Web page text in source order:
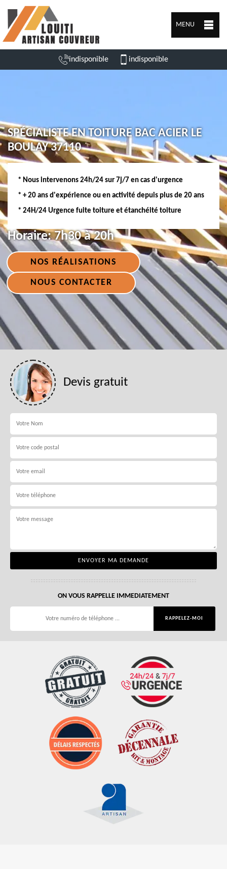
MENU
indisponible indisponible
SPÉCIALISTE EN TOITURE BAC ACIER LE
BOULAY 37110
* Nous intervenons 24h/24 sur 7j/7 en cas d'urgence
* + 20 ans d'expérience ou en activité depuis plus de 20 ans
* 24H/24 Urgence fuite toiture et étanchéité toiture
Horaire:7h30 à 20h
NOS RÉALISATIONS
NOUS CONTACTER
Devis gratuit
ON VOUS RAPPELLE IMMEDIATEMENT